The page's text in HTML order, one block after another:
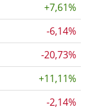
+7,61%
-6,14%
-20,73%
+11,11%
-2,14%